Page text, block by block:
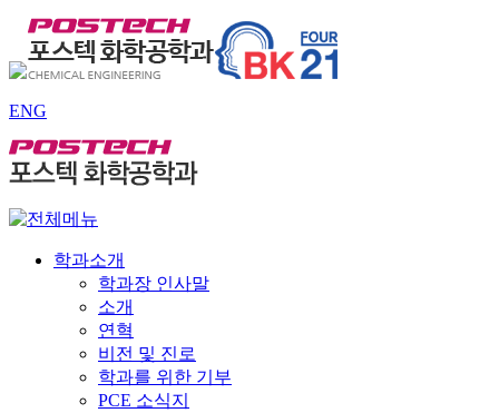
ENG
학과소개
학과장 인사말
소개
연혁
비전 및 진로
학과를 위한 기부
PCE 소식지